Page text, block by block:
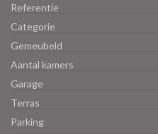
Referentie
Categorie
Gemeubeld
Aantal kamers
Garage
Terras
Parking